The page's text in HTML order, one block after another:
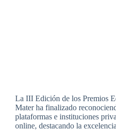
La III Edición de los Premios
Mater ha finalizado
plataformas e instituciones
online, destacando la